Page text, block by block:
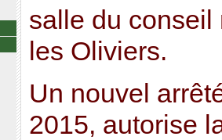
salle du
les Oliviers.
Un nouvel
2015, autorise